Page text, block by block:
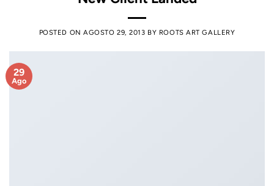
POSTED ONAGOSTO 29, 2013 BY ROOTS ART GALLERY
29
Ago